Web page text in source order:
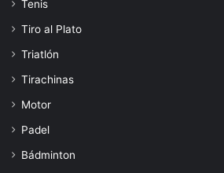
Tenis
Tiro al Plato
Triatlón
Tirachinas
Motor
Padel
Bádminton